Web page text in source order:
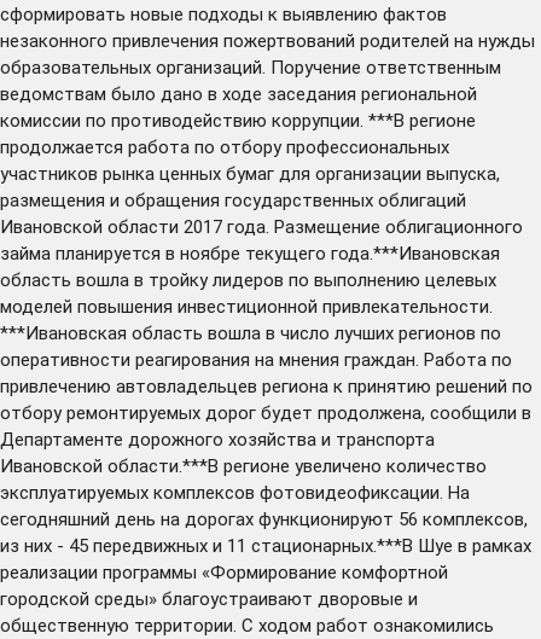
сформировать новые подходы к выявлению фактов
незаконного привлечения пожертвований родителей на нужды
образовательных организаций. Поручение ответственным
ведомствам было дано в ходе заседания региональной
комиссии по противодействию коррупции. ***В регионе
продолжается работа по отбору профессиональных
участников рынка ценных бумаг для организации выпуска,
размещения и обращения государственных облигаций
Ивановской области 2017 года. Размещение облигационного
займа планируется в ноябре текущего года.***Ивановская
область вошла в тройку лидеров по выполнению целевых
моделей повышения инвестиционной привлекательности.
***Ивановская область вошла в число лучших регионов по
оперативности реагирования на мнения граждан. Работа по
привлечению автовладельцев региона к принятию решений по
отбору ремонтируемых дорог будет продолжена, сообщили в
Департаменте дорожного хозяйства и транспорта
Ивановской области.***В регионе увеличено количество
эксплуатируемых комплексов фотовидеофиксации. На
сегодняшний день на дорогах функционируют 56 комплексов,
из них - 45 передвижных и 11 стационарных.***В Шуе в рамках
реализации программы «Формирование комфортной
городской среды» благоустраивают дворовые и
общественную территории. С ходом работ ознакомились